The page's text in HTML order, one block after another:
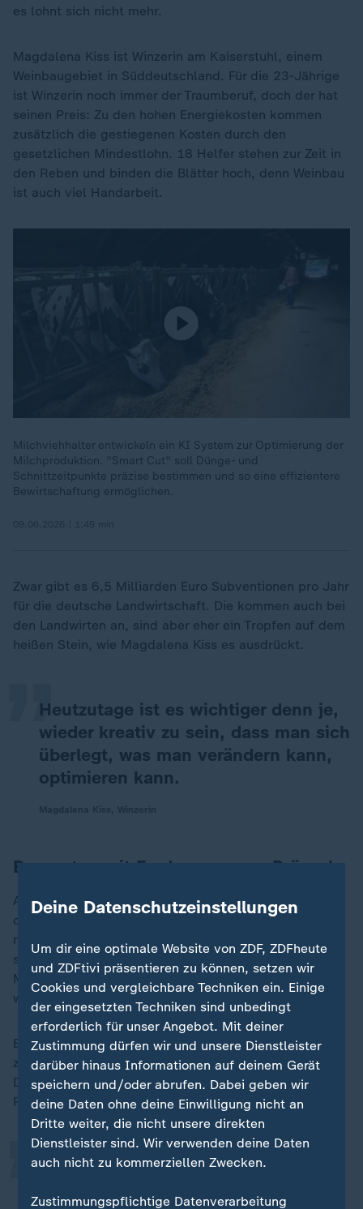
es lohnt sich nicht mehr.
Magdalena Kiss ist Winzerin am Kaiserstuhl, einem
Weinbaugebiet in Süddeutschland. Für die 23-Jährige
ist Winzerin noch immer der Traumberuf, doch der hat
seinen Preis: Zu den hohen Energiekosten kommen
zusätzlich die gestiegenen Kosten durch den
gesetzlichen Mindestlohn. 18 Helfer stehen zur Zeit in
den Reben und binden die Blätter hoch, denn Weinbau
ist auch viel Handarbeit.
Milchviehhalter entwickeln ein KI System zur Optimierung der
Milchproduktion. "Smart Cut" soll Dünge- und
Schnittzeitpunkte präzise bestimmen und so eine effizientere
Bewirtschaftung ermöglichen.
Zwar gibt es 6,5 Milliarden Euro Subventionen pro Jahr
für die deutsche Landwirtschaft. Die kommen auch bei
den Landwirten an, sind aber eher ein Tropfen auf dem
heißen Stein, wie Magdalena Kiss es ausdrückt.
Heutzutage ist es wichtiger denn je,
wieder kreativ zu sein, dass man sich
überlegt, was man verändern kann,
optimieren kann.
„
Bauerntag mit Forderungen an Brüssel
Auch die Politik muss aus Sicht der Landwirte
optimieren, zum Beispiel bei der Bürokratie. Ständig
neue Auflagen aus Brüssel - das zermürbt statt zu
stärken. Mehr Freiheit wünscht sich auch Bio-Bauer
Martin Brengartner. "Also kein so ganz enges Korsett,
würde ich es jetzt mal nennen", sagt er.
Beim Deutschen Bauerntag in Freiburg kommt all dies
zur Sprache. Joachim Rukwied, der Präsident des
Deutschen Bauernverbands, hat eine klare Ansage
Richtung Brüssel:
Die EU ist gut beraten, ihren Kurs
„
Deine Datenschutzeinstellungen
Um dir eine optimale Website von ZDF, ZDFheute
und ZDFtivi präsentieren zu können, setzen wir
Cookies und vergleichbare Techniken ein. Einige
der eingesetzten Techniken sind unbedingt
erforderlich für unser Angebot. Mit deiner
Zustimmung dürfen wir und unsere Dienstleister
darüber hinaus Informationen auf deinem Gerät
speichern und/oder abrufen. Dabei geben wir
deine Daten ohne deine Einwilligung nicht an
Dritte weiter, die nicht unsere direkten
Dienstleister sind. Wir verwenden deine Daten
auch nicht zu kommerziellen Zwecken.
Zustimmungspflichtige Datenverarbeitung